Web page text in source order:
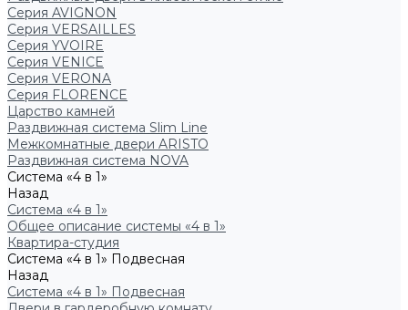
Серия AVIGNON
Серия VERSAILLES
Серия YVOIRE
Серия VENICE
Серия VERONA
Серия FLORENCE
Царство камней
Раздвижная система Slim Line
Межкомнатные двери ARISTO
Раздвижная система NOVA
Система «4 в 1»
Назад
Система «4 в 1»
Общее описание системы «4 в 1»
Квартира-студия
Система «4 в 1» Подвесная
Назад
Система «4 в 1» Подвесная